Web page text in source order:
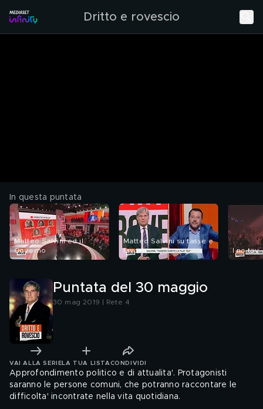
Dritto e rovescio
In questa puntata
Matteo Salvini ed il
Governo
Matteo Salvini su tasse e
lavoro
I no tav
Puntata del 30 maggio
30 mag 2019 | Rete 4
VAI ALLA SERIE LA TUA LISTA CONDIVIDI
Approfondimento politico e di attualita'. Protagonisti
saranno le persone comuni, che potranno raccontare le
difficolta' incontrate nella vita quotidiana.